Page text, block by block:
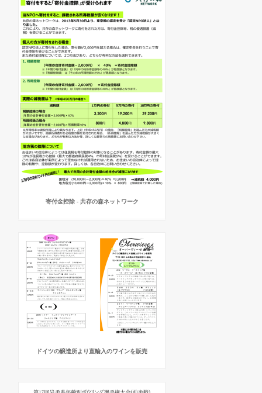
寄付金控除 - 共存の森ネットワーク
ドイツの醸造所より直輸入のワインを販売